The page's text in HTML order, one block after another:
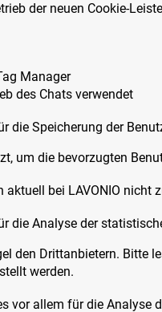
der neuen Cookie-Leiste
Manager
des Chats verwendet
die Speicherung der
um die bevorzugten
aktuell bei LAVONIO nicht
die Analyse der
den Drittanbietern. Bitte
werden.
vor allem für die